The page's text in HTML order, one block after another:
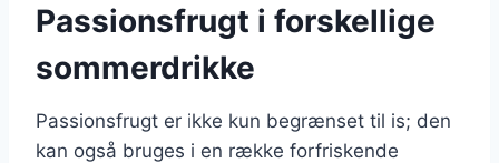
Passionsfrugt i forskellige
sommerdrikke
Passionsfrugt er ikke kun begrænset til is; den
kan også bruges i en række forfriskende